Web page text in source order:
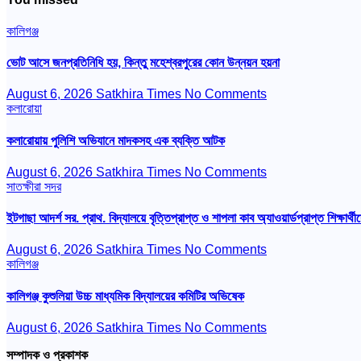
কালিগঞ্জ
ভোট আসে জনপ্রতিনিধি হয়, কিন্তু মহেশ্বরপুরের কোন উন্নয়ন হয়না
August 6, 2026 Satkhira Times No Comments
কলারোয়া
কলারোয়ায় পুলিশি অভিযানে মাদকসহ এক ব্যক্তি আটক
August 6, 2026 Satkhira Times No Comments
সাতক্ষীরা সদর
ইটগাছা আদর্শ সর. প্রাথ. বিদ্যালয়ে বৃত্তিপ্রাপ্ত ও শাপলা কাব অ্যাওয়ার্ডপ্রাপ্ত
August 6, 2026 Satkhira Times No Comments
কালিগঞ্জ
কালিগঞ্জ কুশুলিয়া উচ্চ মাধ্যমিক বিদ্যালয়ের কমিটির অভিষেক
August 6, 2026 Satkhira Times No Comments
সম্পাদক ও প্রকাশক